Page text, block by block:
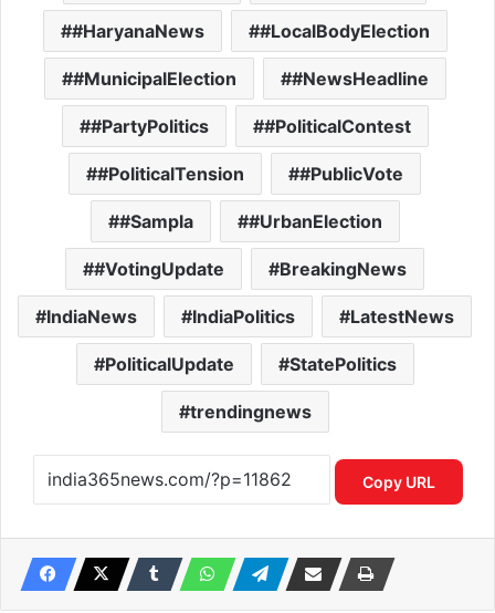
#HaryanaNews #LocalBodyElection
#MunicipalElection #NewsHeadline
#PartyPolitics #PoliticalContest
#PoliticalTension #PublicVote
#Sampla #UrbanElection
#VotingUpdate BreakingNews
IndiaNews IndiaPolitics LatestNews
PoliticalUpdate StatePolitics
trendingnews
Copy URL